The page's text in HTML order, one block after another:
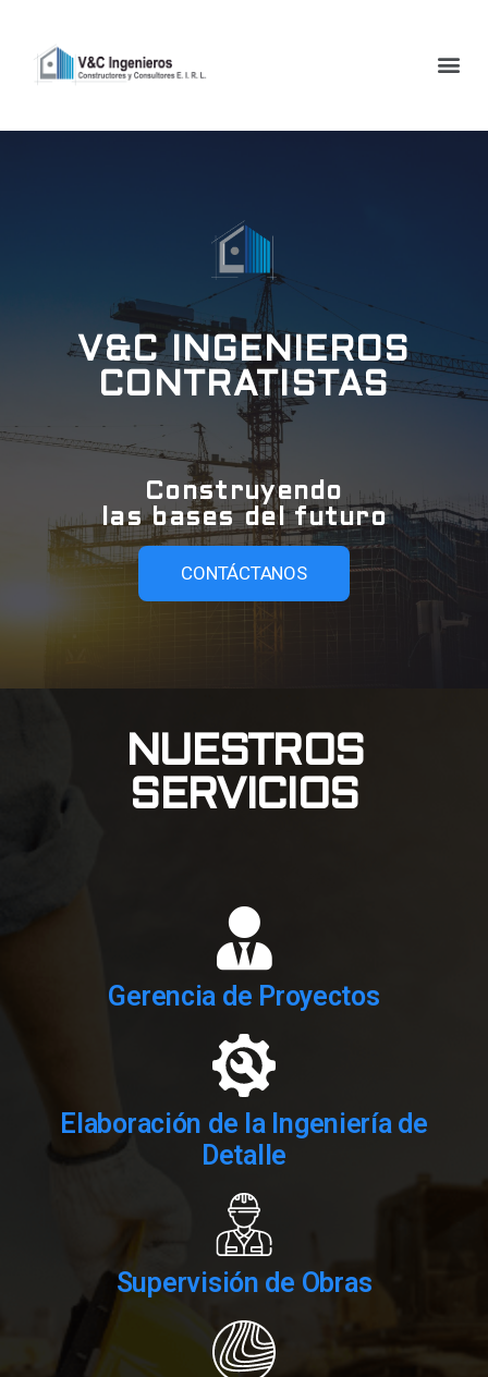
V&C INGENIEROS
CONTRATISTAS
Construyendo
las bases del futuro
CONTÁCTANOS
NUESTROS
SERVICIOS
Gerencia de Proyectos​
Elaboración de la Ingeniería de
Detalle
Supervisión de Obras